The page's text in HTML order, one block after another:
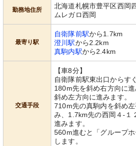
勤務地住所
北海道札幌市豊平区西岡
ムレガロ西岡
最寄り駅
自衛隊前駅から1.7km
澄川駅から2.2km
真駒内駅から2.4km
交通手段
【車8分】
自衛隊前駅東出口からす
180m先を斜め右方向に
斜め左方向に進みます。
710m先の真駒内を斜め
み、1.7km先の西岡４-１
進みます。
560m進むと「グループ
します。